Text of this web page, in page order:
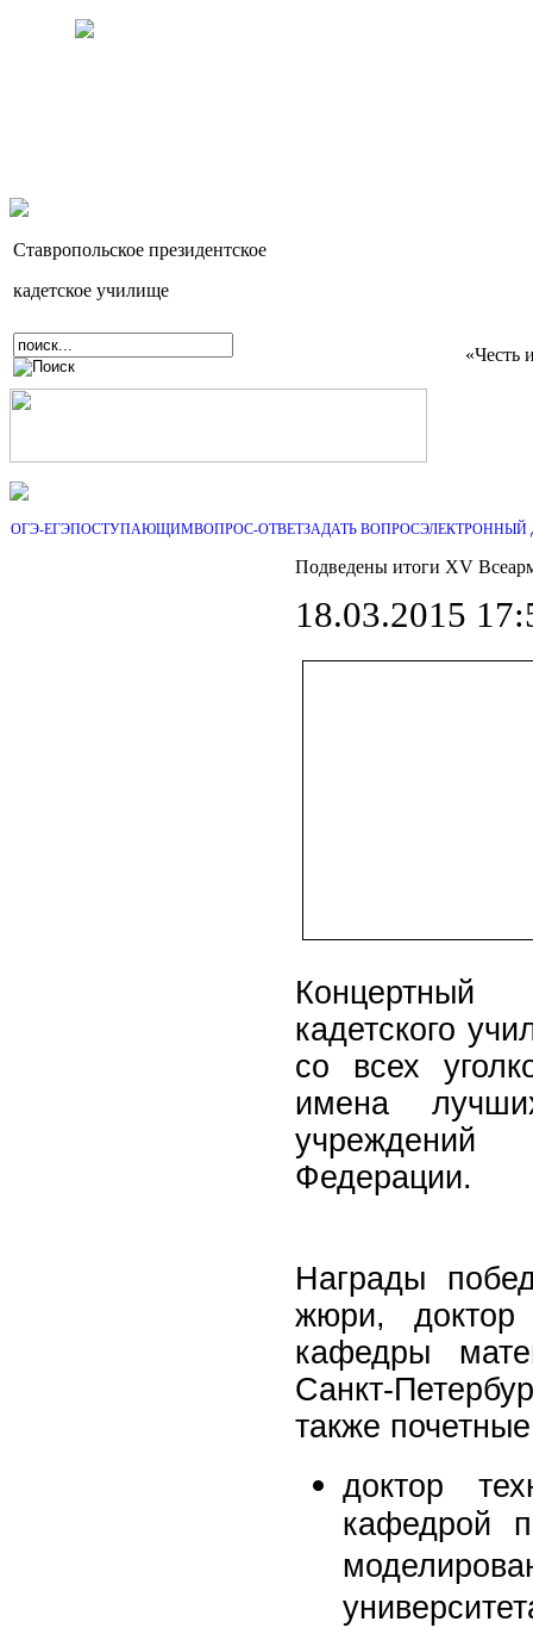
Ставропольское президентское
кадетское училище
«Честь
ОГЭ-ЕГЭПОСТУПАЮЩИМВОПРОС-ОТВЕТЗАДАТЬ ВОПРОСЭЛЕКТРОННЫЙ
Подведены итоги XV
18.03.2015
Концертный
кадетского
со всех
имена
учреждений
Федерации.
Награды
жюри, доктор
кафедры
Санкт-
также
доктор
кафедрой